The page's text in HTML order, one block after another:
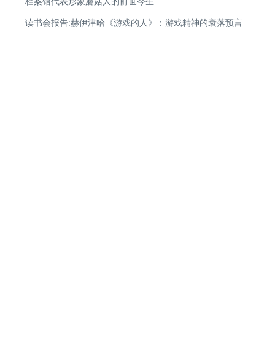
读书会报告:赫伊津哈《游戏的人》：游戏精神的衰落预言